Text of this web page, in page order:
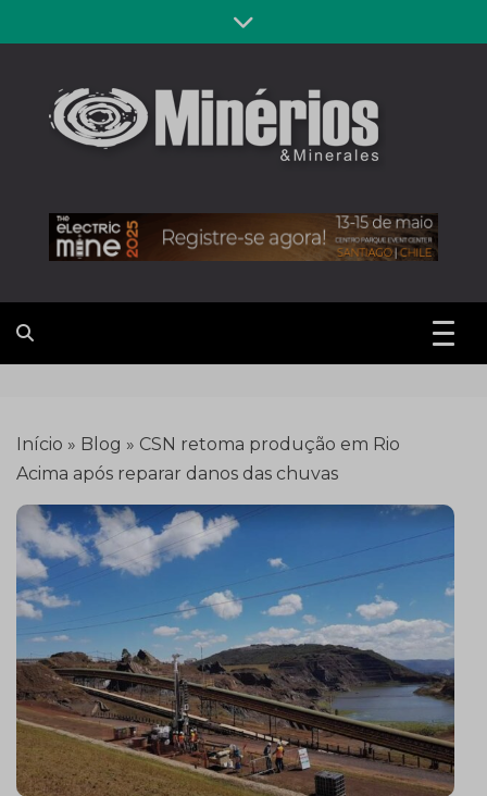
to
Revista
Minérios &
Minerales
Início » Blog » CSN retoma produção em Rio
Acima após reparar danos das chuvas